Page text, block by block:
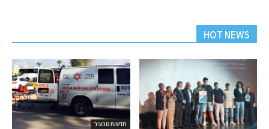
HOT NEWS
חדשות מהעיר